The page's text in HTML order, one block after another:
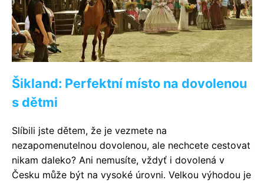
Šikland: Perfektní místo na dovolenou
s dětmi
Slíbili jste dětem, že je vezmete na
nezapomenutelnou dovolenou, ale nechcete cestovat
nikam daleko? Ani nemusíte, vždyť i dovolená v
Česku může být na vysoké úrovni. Velkou výhodou je